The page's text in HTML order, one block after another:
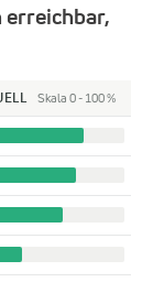
erreichbar,
Skala 0 - 100 %